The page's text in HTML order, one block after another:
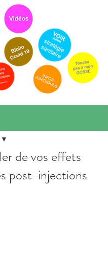
de vos effets
post-injections